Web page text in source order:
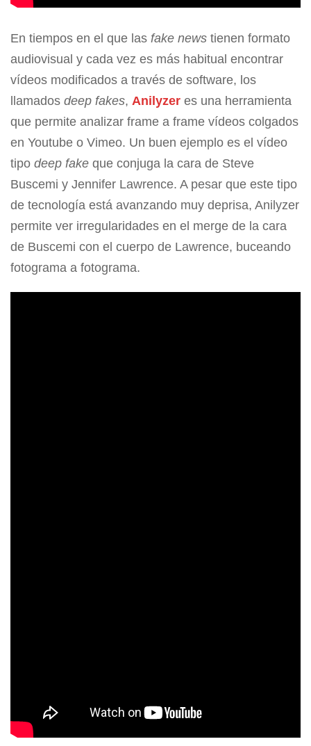
En tiempos en el que las fake news tienen formato
audiovisual y cada vez es más habitual encontrar
vídeos modificados a través de software, los
llamados deep fakes, Anilyzer es una herramienta
que permite analizar frame a frame vídeos colgados
en Youtube o Vimeo. Un buen ejemplo es el vídeo
tipo deep fake que conjuga la cara de Steve
Buscemi y Jennifer Lawrence. A pesar que este tipo
de tecnología está avanzando muy deprisa, Anilyzer
permite ver irregularidades en el merge de la cara
de Buscemi con el cuerpo de Lawrence, buceando
fotograma a fotograma.